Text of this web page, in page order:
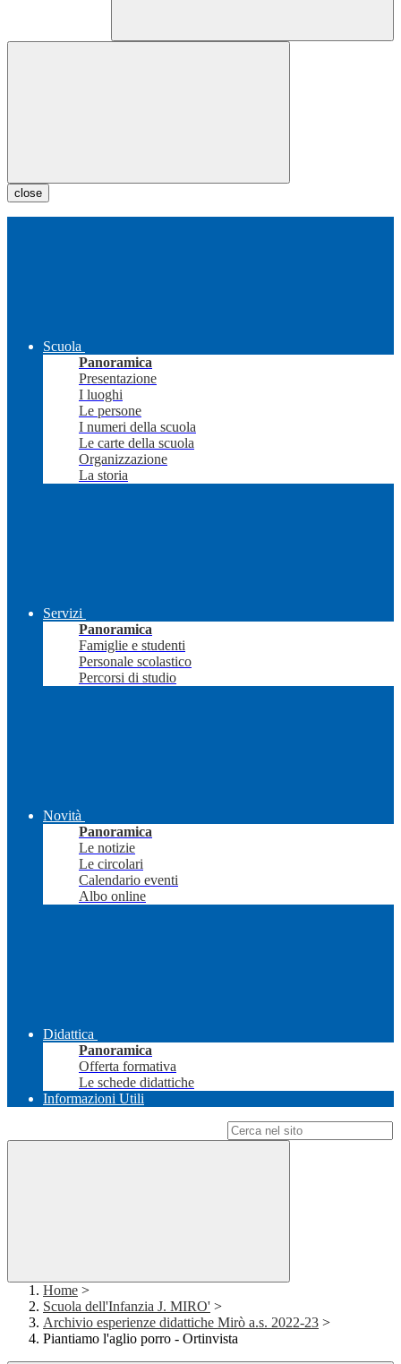
close
Scuola
Panoramica
Presentazione
I luoghi
Le persone
I numeri della scuola
Le carte della scuola
Organizzazione
La storia
Servizi
Panoramica
Famiglie e studenti
Personale scolastico
Percorsi di studio
Novità
Panoramica
Le notizie
Le circolari
Calendario eventi
Albo online
Didattica
Panoramica
Offerta formativa
Le schede didattiche
Informazioni Utili
Home >
Scuola dell'Infanzia J. MIRO' >
Archivio esperienze didattiche Mirò a.s. 2022-23 >
Piantiamo l'aglio porro - Ortinvista